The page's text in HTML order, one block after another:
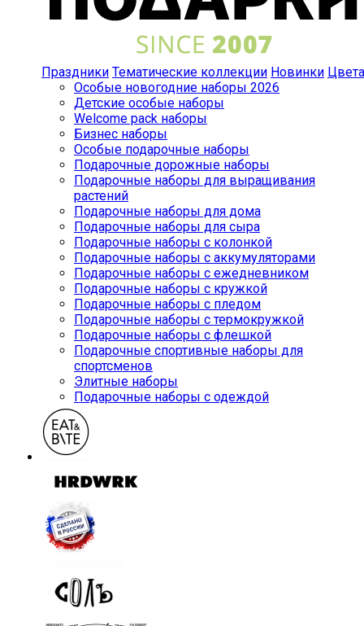
Праздники Тематические коллекции Новинки Цвета
Особые новогодние наборы 2026
Детские особые наборы
Welcome pack наборы
Бизнес наборы
Особые подарочные наборы
Подарочные дорожные наборы
Подарочные наборы для выращивания
растений
Подарочные наборы для дома
Подарочные наборы для сыра
Подарочные наборы с колонкой
Подарочные наборы с аккумуляторами
Подарочные наборы с ежедневником
Подарочные наборы с кружкой
Подарочные наборы с пледом
Подарочные наборы с термокружкой
Подарочные наборы с флешкой
Подарочные спортивные наборы для
спортсменов
Элитные наборы
Подарочные наборы с одеждой